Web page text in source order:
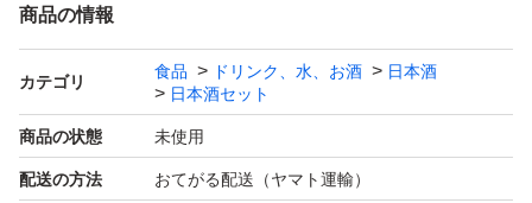
ておりません。ご了承ください。
・購入意思のない価格相談はお辞めください。
・20歳未満の方には販売しません。
・段ボールでの発送中に割れてしまう事があったため、お
商品の情報
カテゴリ
食品 ドリンク、水、お酒
日本酒
日本酒セット
商品の状態 未使用
配送の方法 おてがる配送（ヤマト運輸）